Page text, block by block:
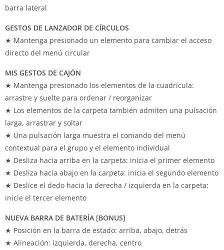
barra lateral
GESTOS DE LANZADOR DE CÍRCULOS
★ Mantenga presionado un elemento para cambiar el acceso
directo del menú circular
MIS GESTOS DE CAJÓN
★ Mantenga presionado los elementos de la cuadrícula:
arrastre y suelte para ordenar / reorganizar
★ Los elementos de la carpeta también admiten una pulsación
larga, arrastrar y soltar
★ Una pulsación larga muestra el comando del menú
contextual para el grupo y el elemento individual
★ Desliza hacia arriba en la carpeta: inicia el primer elemento
★ Desliza hacia abajo en la carpeta: inicia el segundo elemento
★ Deslice el dedo hacia la derecha / izquierda en la carpeta:
inicie el tercer elemento
NUEVA BARRA DE BATERÍA [BONUS]
★ Posición en la barra de estado: arriba, abajo, detrás
★ Alineación: izquierda, derecha, centro